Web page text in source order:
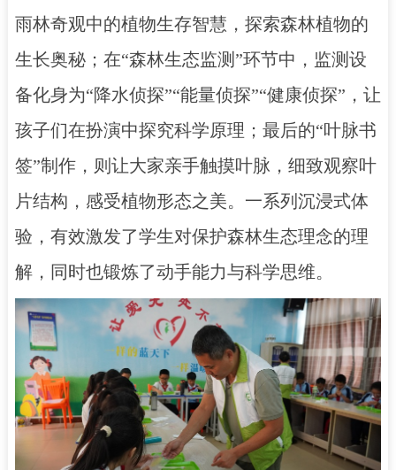
雨林奇观中的植物生存智慧，探索森林植物的
生长奥秘；在“森林生态监测”环节中，监测设
备化身为“降水侦探”“能量侦探”“健康侦探”，让
孩子们在扮演中探究科学原理；最后的“叶脉书
签”制作，则让大家亲手触摸叶脉，细致观察叶
片结构，感受植物形态之美。一系列沉浸式体
验，有效激发了学生对保护森林生态理念的理
解，同时也锻炼了动手能力与科学思维。